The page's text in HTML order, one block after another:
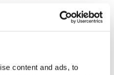
content and ads, to